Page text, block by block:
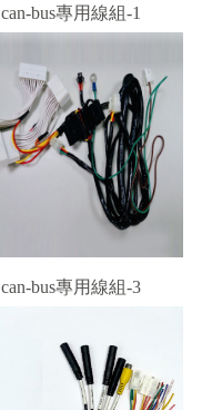
can-bus專用線組-1
can-bus專用線組-3